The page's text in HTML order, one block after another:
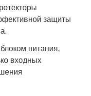
защиты
питания,
входных